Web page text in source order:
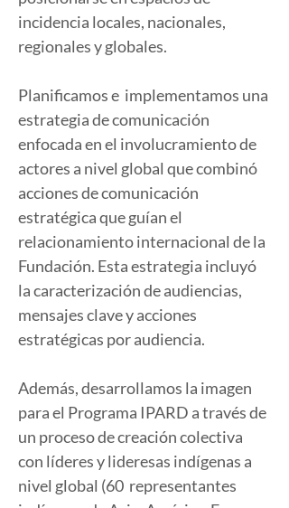
incidencia locales, nacionales,
regionales y globales.
Planificamos e  implementamos una
estrategia de comunicación
enfocada en el involucramiento de
actores a nivel global que combinó
acciones de comunicación
estratégica que guían el
relacionamiento internacional de la
Fundación. Esta estrategia incluyó
la caracterización de audiencias,
mensajes clave y acciones
estratégicas por audiencia.
Además, desarrollamos la imagen
para el Programa IPARD a través de
un proceso de creación colectiva
con líderes y lideresas indígenas a
nivel global (60  representantes